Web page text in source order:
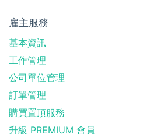
雇主服務
基本資訊
工作管理
公司單位管理
訂單管理
購買置頂服務
升級 PREMIUM 會員